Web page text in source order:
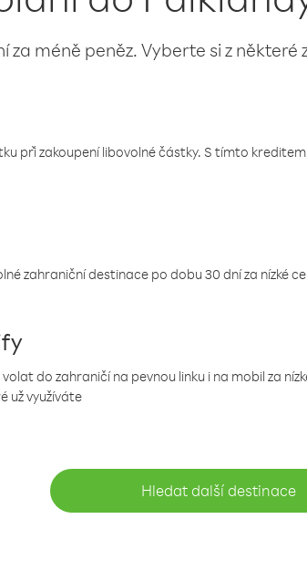
za méně peněz. Vyberte si z
při zakoupení libovolné částky. S tímto
zahraniční destinace po dobu 30 dní za nízké
do zahraničí na pevnou linku i na mobil za
už využíváte
Hledat další destinace